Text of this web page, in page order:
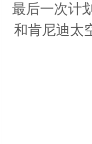
最后一次计
和肯尼迪太